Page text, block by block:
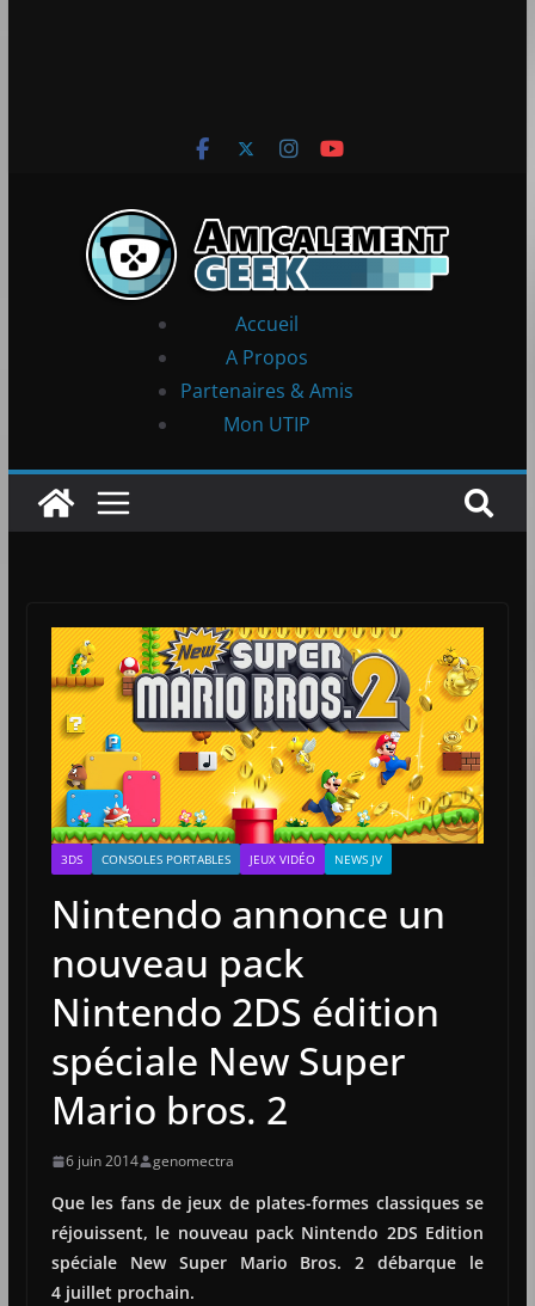
Accueil
A Propos
Partenaires & Amis
Mon UTIP
3DS CONSOLES PORTABLES JEUX VIDÉO NEWS JV
Nintendo annonce un
nouveau pack
Nintendo 2DS édition
spéciale New Super
Mario bros. 2
6 juin 2014 genomectra
Que les fans de jeux de plates-formes classiques se
réjouissent, le nouveau pack Nintendo 2DS Edition
spéciale New Super Mario Bros. 2 débarque le
4 juillet prochain.